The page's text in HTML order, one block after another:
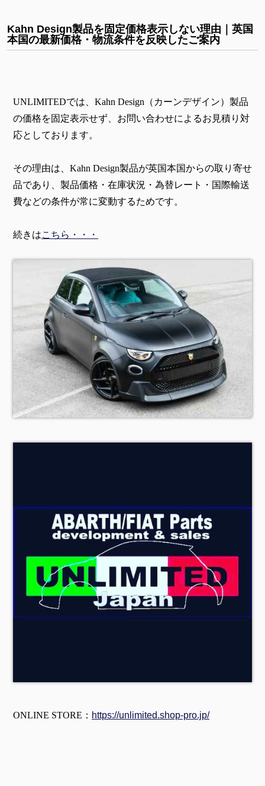
Kahn Design製品を固定価格表示しない理由｜英国
本国の最新価格・物流条件を反映したご案内
UNLIMITEDでは、Kahn Design（カーンデザイン）製品
の価格を固定表示せず、お問い合わせによるお見積り対
応としております。
その理由は、Kahn Design製品が英国本国からの取り寄せ
品であり、製品価格・在庫状況・為替レート・国際輸送
費などの条件が常に変動するためです。
続きはこちら・・・
ONLINE STORE： https://unlimited.shop-pro.jp/